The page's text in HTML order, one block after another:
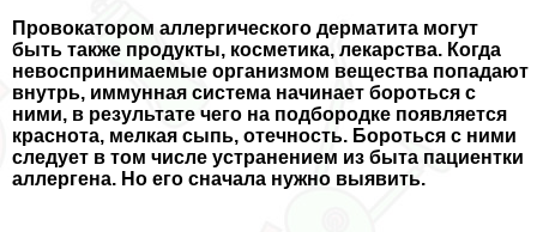
Провокатором аллергического дерматита могут
быть также продукты, косметика, лекарства. Когда
невоспринимаемые организмом вещества попадают
внутрь, иммунная система начинает бороться с
ними, в результате чего на подбородке появляется
краснота, мелкая сыпь, отечность. Бороться с ними
следует в том числе устранением из быта пациентки
аллергена. Но его сначала нужно выявить.